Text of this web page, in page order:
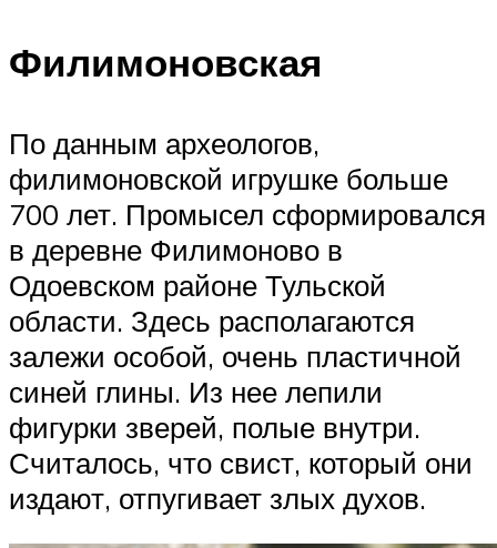
Филимоновская
По данным археологов,
филимоновской игрушке больше
700 лет. Промысел сформировался
в деревне Филимоново в
Одоевском районе Тульской
области. Здесь располагаются
залежи особой, очень пластичной
синей глины. Из нее лепили
фигурки зверей, полые внутри.
Считалось, что свист, который они
издают, отпугивает злых духов.